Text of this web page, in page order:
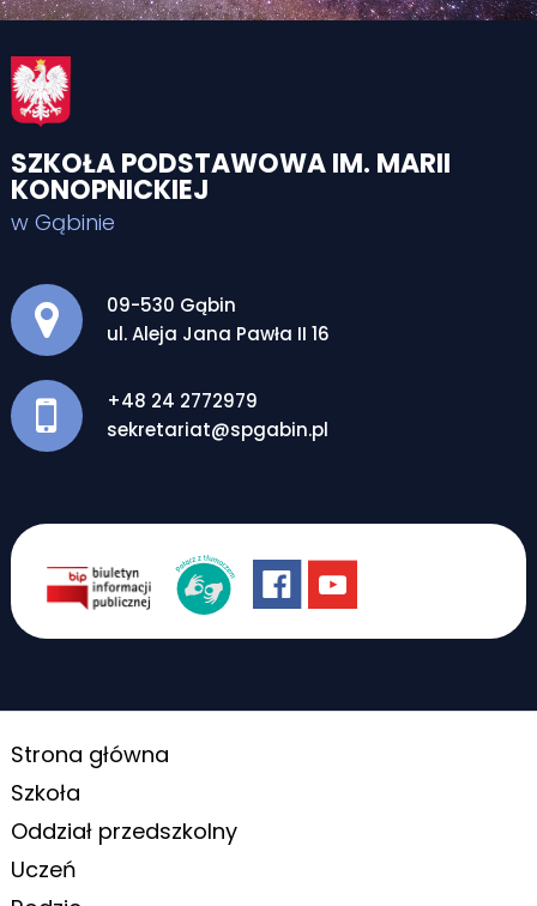
SZKOŁA PODSTAWOWA IM. MARII
KONOPNICKIEJ
w Gąbinie
Adres pocztowy:
09-530 Gąbin
ul. Aleja Jana Pawła II 16
+48 24 2772979
sekretariat@spgabin.pl
Strona główna
Szkoła
Oddział przedszkolny
Uczeń